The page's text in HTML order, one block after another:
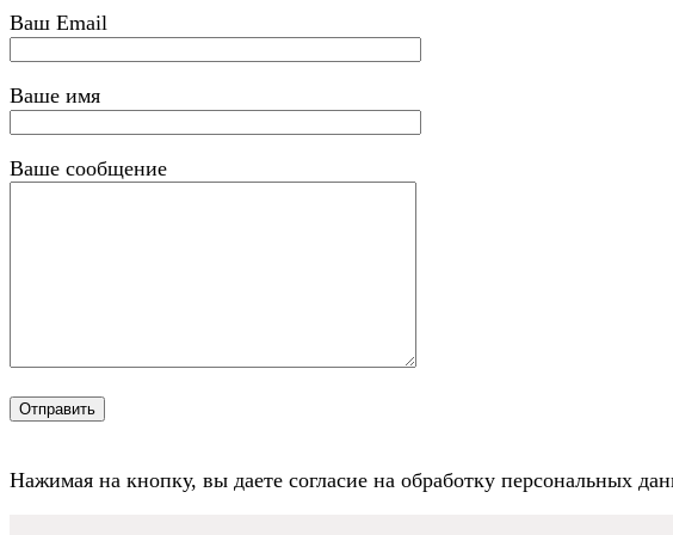
Ваш Email
Ваше имя
Ваше сообщение
Нажимая на кнопку, вы даете согласие на обработку персональных